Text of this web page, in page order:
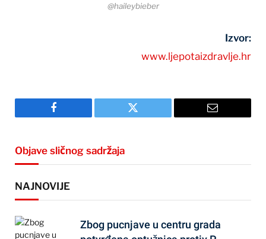
@haileybieber
Izvor:
www.ljepotaizdravlje.hr
Facebook Twitter Email
Objave sličnog sadržaja
NAJNOVIJE
Zbog pucnjave u centru grada